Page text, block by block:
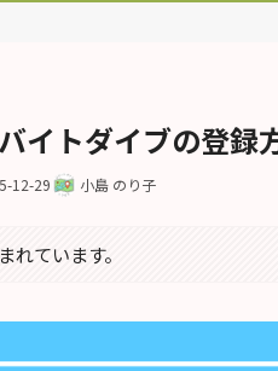
イトダイブの登録
12-29 小島 のり子
れています。